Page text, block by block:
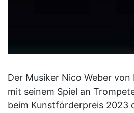
Der Musiker Nico Weber
mit seinem Spiel an
beim Kunstförderpreis 2023